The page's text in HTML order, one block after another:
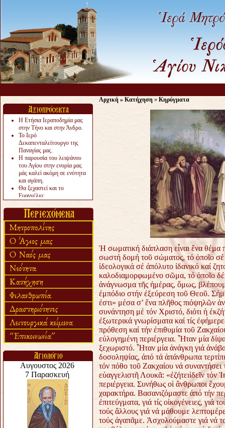
Η Ετήσια Ιεραποδημία μας
στην Τήνο και στην Άνδρο.
Το Ιερό
Δεκαπενταλείτουργο της
Παναγίας μας.
Η παρουσία του λειψάνου
του Αγίου στην ενορία μας
μάς καλεί ακόμη σε ενότητα
και αγάπη.
Θα ξεχαστεί και το
Ευαγγέλιο;
«πολύ αργά».
Ζητείται....
Αρχική » Κατήχηση » Κηρύγματα
Ἡ σωματική διάπλαση εἶναι ἔνα θέμα
σωστή δομή τοῦ σώματος, τό ὁποῖο σέ
ἰδεολογικά σέ ἀπόλυτο ἰδανικό καί
καλοδιαμορφωμένο σῶμα, τό ὁποῖο
ἀνάγνωσμα τῆς ἡμέρας, ὅμως, βλέπουμε
ἐμπόδιο στήν ἐξεύρεση τοῦ Θεοῦ.
ἐστι» μέσα σ’ ἕνα πλῆθος πιόψηλῶν
συνάντηση μέ τόν Χριστό, διότι ἡ
ἐξωτερικά γνωρίσματα καί τίς
πρόθεση καί τήν ἐπιθυμία τοῦ
εὐλογημένη περιέργεια. Ἦταν μία
ξεχωριστό. Ἦταν μία ἀνάγκη γιά
δοσοληψίας, ἀπό τά ἀπάνθρωπα
τόν πόθο τοῦ Ζακχαίου νά
εὐαγγελιστῆ Λουκᾶ: «ἐζήτειἰδεῖν τόν
περιέργεια. Συνήθως οἱ ἄνθρωποι
χαρακτήρα. Βασανιζόμαστε ἀπό τήν
ἐπιτεύγματα, γιά τίς οἰκογένειες,
τούς ἄλλους γιά νά μάθουμε
τούς ἀγαπᾶμε. Ἀσχολούμαστε γιά νά